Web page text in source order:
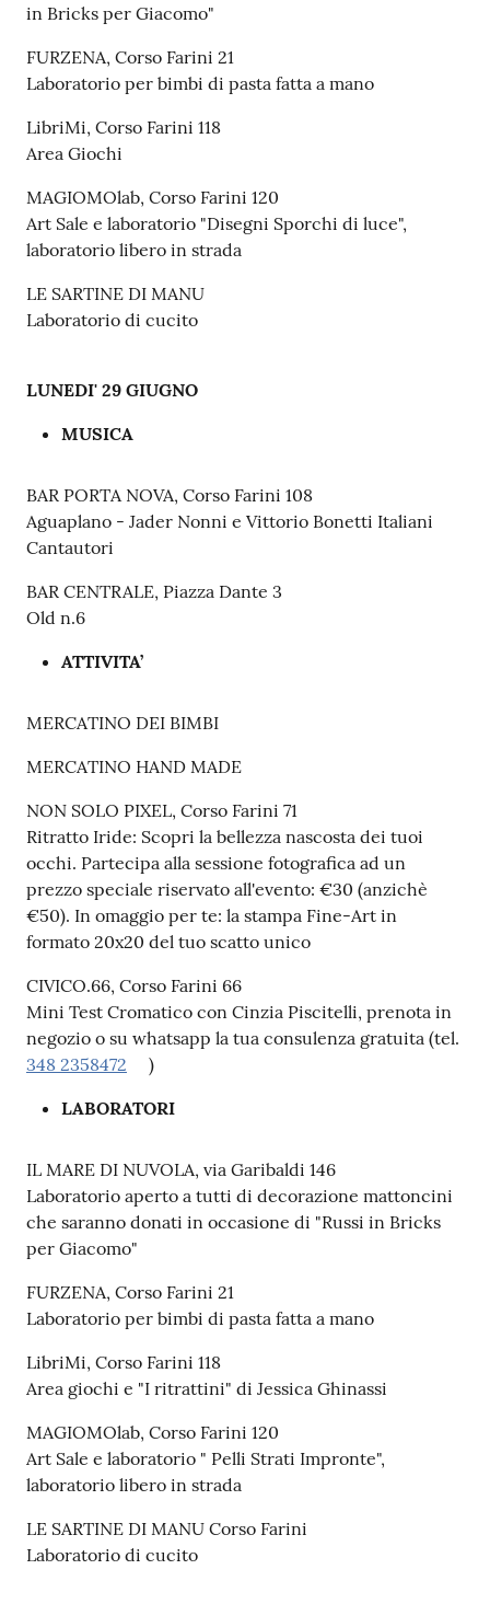
in Bricks per Giacomo"
FURZENA, Corso Farini 21
Laboratorio per bimbi di pasta fatta a mano
LibriMi, Corso Farini 118
Area Giochi
MAGIOMOlab, Corso Farini 120
Art Sale e laboratorio "Disegni Sporchi di luce",
laboratorio libero in strada
LE SARTINE DI MANU
Laboratorio di cucito
LUNEDI' 29 GIUGNO
MUSICA
BAR PORTA NOVA, Corso Farini 108
Aguaplano - Jader Nonni e Vittorio Bonetti Italiani
Cantautori
BAR CENTRALE, Piazza Dante 3
Old n.6
ATTIVITA’
MERCATINO DEI BIMBI
MERCATINO HAND MADE
NON SOLO PIXEL, Corso Farini 71
Ritratto Iride: Scopri la bellezza nascosta dei tuoi
occhi. Partecipa alla sessione fotografica ad un
prezzo speciale riservato all'evento: €30 (anzichè
€50). In omaggio per te: la stampa Fine-Art in
formato 20x20 del tuo scatto unico
CIVICO.66, Corso Farini 66
Mini Test Cromatico con Cinzia Piscitelli, prenota in
negozio o su whatsapp la tua consulenza gratuita (tel.
348 2358472
)
LABORATORI
IL MARE DI NUVOLA, via Garibaldi 146
Laboratorio aperto a tutti di decorazione mattoncini
che saranno donati in occasione di "Russi in Bricks
per Giacomo"
FURZENA, Corso Farini 21
Laboratorio per bimbi di pasta fatta a mano
LibriMi, Corso Farini 118
Area giochi e "I ritrattini" di Jessica Ghinassi
MAGIOMOlab, Corso Farini 120
Art Sale e laboratorio " Pelli Strati Impronte",
laboratorio libero in strada
LE SARTINE DI MANU Corso Farini
Laboratorio di cucito